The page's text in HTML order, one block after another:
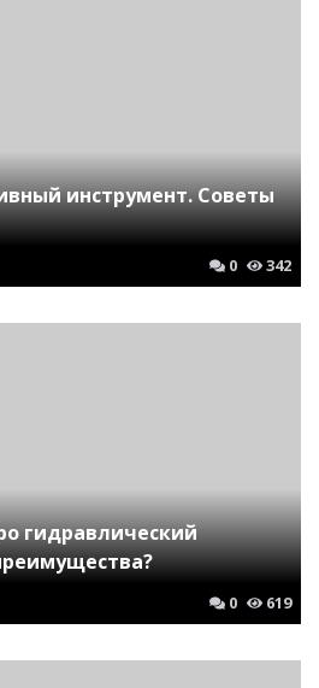
инструмент. Советы
0 342
гидравлический
0 619